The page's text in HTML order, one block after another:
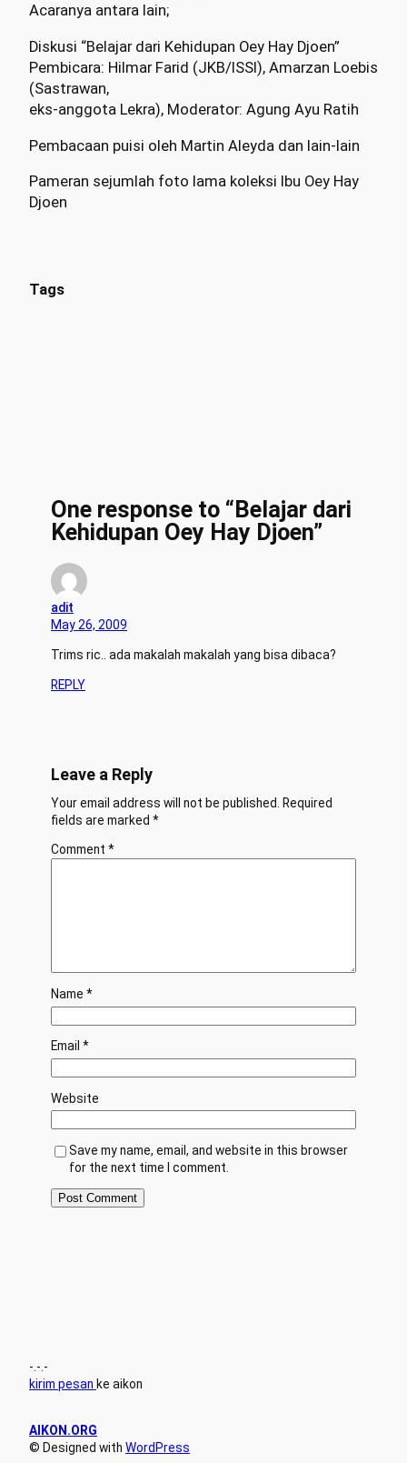
Acaranya antara lain;
Diskusi “Belajar dari Kehidupan Oey Hay Djoen”
Pembicara: Hilmar Farid (JKB/ISSI), Amarzan Loebis
(Sastrawan,
eks-anggota Lekra), Moderator: Agung Ayu Ratih
Pembacaan puisi oleh Martin Aleyda dan lain-lain
Pameran sejumlah foto lama koleksi Ibu Oey Hay
Djoen
Tags
One response to “Belajar dari
Kehidupan Oey Hay Djoen”
adit
May 26, 2009
Trims ric.. ada makalah makalah yang bisa dibaca?
REPLY
Leave a Reply
Your email address will not be published.
Required
fields are marked *
Comment *
Name *
Email *
Website
Save my name, email, and website in this browser
for the next time I comment.
-.-.-
kirim pesan ke aikon
AIKON.ORG
© Designed with WordPress